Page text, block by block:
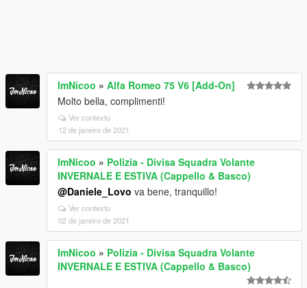
ImNicoo » Alfa Romeo 75 V6 [Add-On]
Molto bella, complimenti!
Ver contexto
12 de janeiro de 2021
ImNicoo » Polizia - Divisa Squadra Volante
INVERNALE E ESTIVA (Cappello & Basco)
@Daniele_Lovo va bene, tranquillo!
Ver contexto
02 de janeiro de 2021
ImNicoo » Polizia - Divisa Squadra Volante
INVERNALE E ESTIVA (Cappello & Basco)